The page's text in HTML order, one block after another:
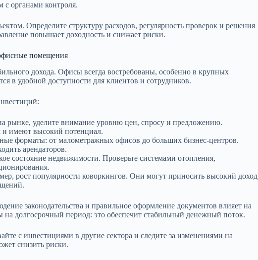
с органами контроля.
Определите структуру расходов, регулярность проверок и решения
повышает доходность и снижает риски.
помещения
дохода. Офисы всегда востребованы, особенно в крупных
в удобной доступности для клиентов и сотрудников.
рынке, уделите внимание уровню цен, спросу и предложению.
и имеют высокий потенциал.
форматы: от малометражных офисов до больших бизнес-центров.
арендаторов.
состояние недвижимости. Проверьте системами отопления,
рост популярности коворкингов. Они могут приносить высокий доход
законодательства и правильное оформление документов влияет на
на долгосрочный период: это обеспечит стабильный денежный поток.
с инвестициями в другие сектора и следите за изменениями на
снизить риски.